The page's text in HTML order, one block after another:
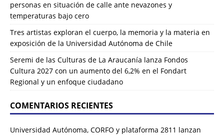
personas en situación de calle ante nevazones y
temperaturas bajo cero
Tres artistas exploran el cuerpo, la memoria y la materia en
exposición de la Universidad Autónoma de Chile
Seremi de las Culturas de La Araucanía lanza Fondos
Cultura 2027 con un aumento del 6,2% en el Fondart
Regional y un enfoque ciudadano
COMENTARIOS RECIENTES
Universidad Autónoma, CORFO y plataforma 2811 lanzan